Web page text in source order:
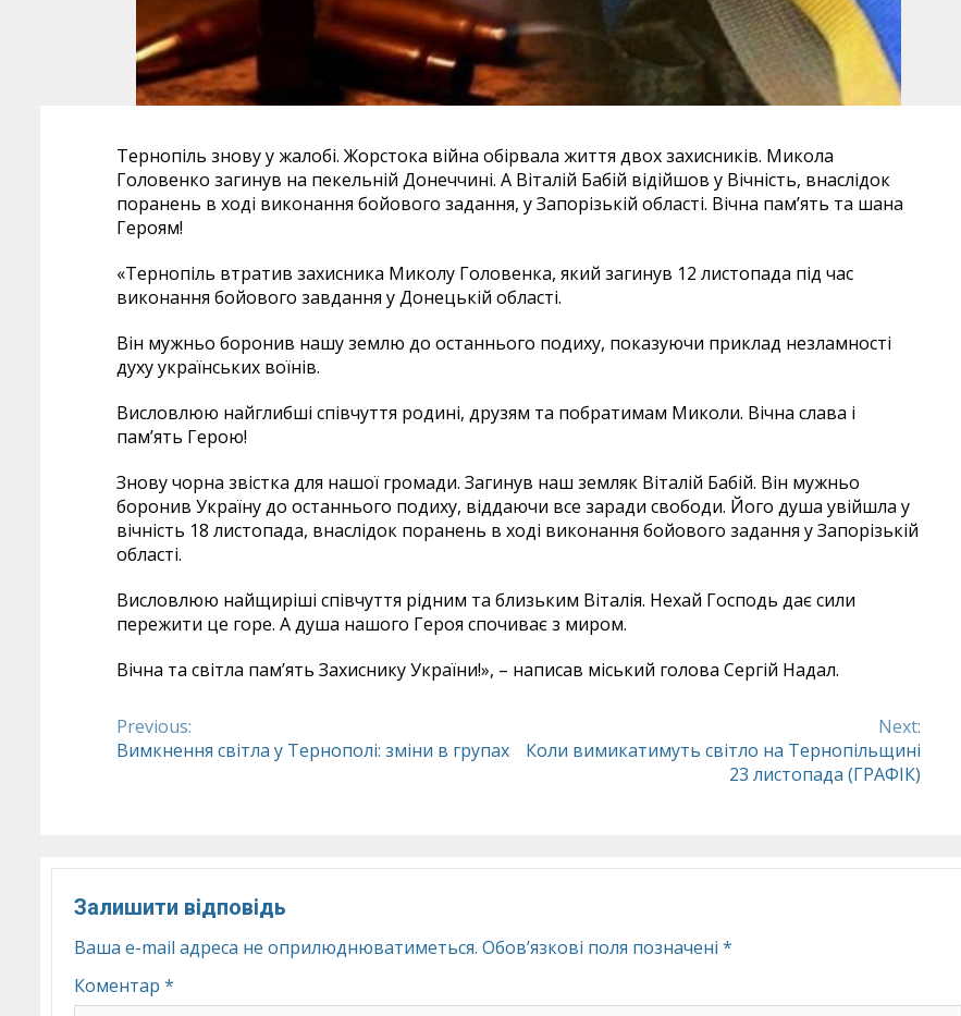
Тернопіль знову у жалобі. Жорстока війна обірвала життя двох захисників. Микола
Головенко загинув на пекельній Донеччині. А Віталій Бабій відійшов у Вічність, внаслідок
поранень в ході виконання бойового задання, у Запорізькій області. Вічна пам’ять та шана
Героям!
«Тернопіль втратив захисника Миколу Головенка, який загинув 12 листопада під час
виконання бойового завдання у Донецькій області.
Він мужньо боронив нашу землю до останнього подиху, показуючи приклад незламності
духу українських воїнів.
Висловлюю найглибші співчуття родині, друзям та побратимам Миколи. Вічна слава і
пам’ять Герою!
Знову чорна звістка для нашої громади. Загинув наш земляк Віталій Бабій. Він мужньо
боронив Україну до останнього подиху, віддаючи все заради свободи. Його душа увійшла у
вічність 18 листопада, внаслідок поранень в ході виконання бойового задання у Запорізькій
області.
Висловлюю найщиріші співчуття рідним та близьким Віталія. Нехай Господь дає сили
пережити це горе. А душа нашого Героя спочиває з миром.
Вічна та світла пам’ять Захиснику України!», – написав міський голова Сергій Надал.
Continue
Previous:
Вимкнення світла у Тернополі: зміни в групах
Next:
Коли вимикатимуть світло на Тернопільщині
23 листопада (ГРАФІК)
Залишити відповідь
Ваша e-mail адреса не оприлюднюватиметься. Обов’язкові поля позначені *
Коментар *